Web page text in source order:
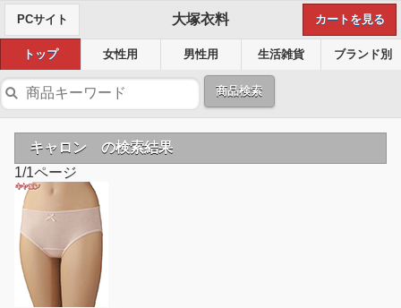
PCサイト 大塚衣料 カートを見る
トップ 女性用 男性用 生活雑貨 ブランド別
商品検索
キャロン の検索結果
1/1ページ